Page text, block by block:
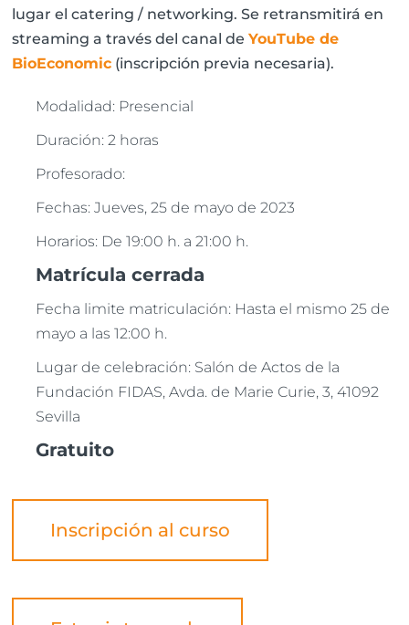
lugar el catering / networking. Se retransmitirá en
streaming a través del canal deYouTube de
BioEconomic (inscripción previa necesaria).
Modalidad: Presencial
Duración: 2 horas
Profesorado:
Fechas: Jueves, 25 de mayo de 2023
Horarios: De 19:00 h. a 21:00 h.
Matrícula cerrada
Fecha limite matriculación: Hasta el mismo 25 de
mayo a las 12:00 h.
Lugar de celebración: Salón de Actos de la
Fundación FIDAS, Avda. de Marie Curie, 3, 41092
Sevilla
Gratuito
Inscripción al curso